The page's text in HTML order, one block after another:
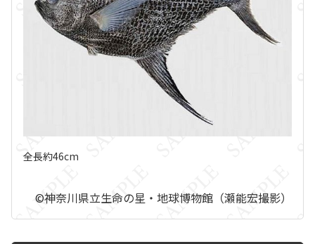
全長約46cm
©神奈川県立生命の星・地球博物館（瀬能宏撮影）